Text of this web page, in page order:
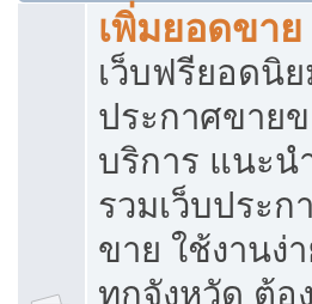
เพิ่มยอดขา
เว็บฟรียอดนิ
ประกาศขาย
บริการ แนะน
รวมเว็บประก
ขาย ใช้งานง่
ทุกจังหวัด ต้อ